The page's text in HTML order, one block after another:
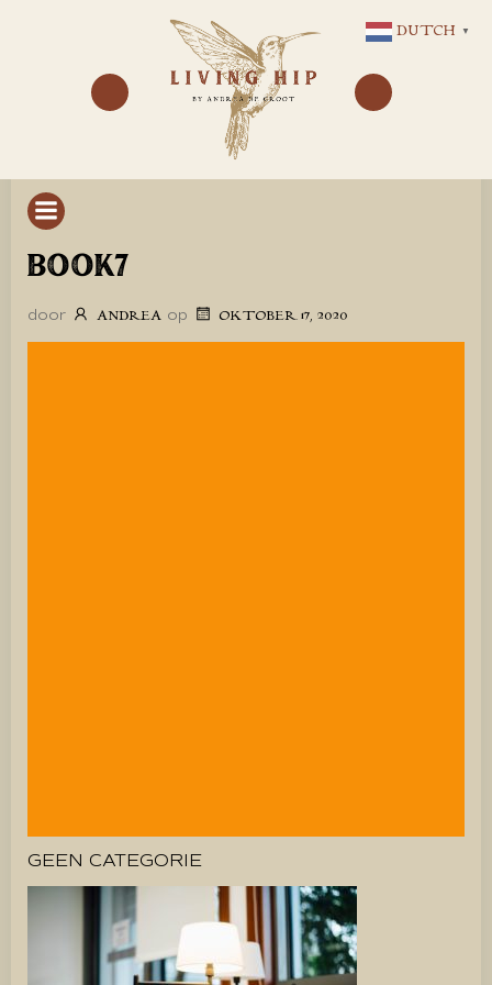
NAAR
DE
INHOUD
BOOK7
door ANDREA op OKTOBER 17, 2020
GEEN CATEGORIE
DUTCH ▼